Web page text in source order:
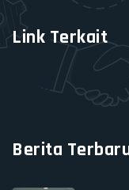
Berita
Link Terkait
HIPJI